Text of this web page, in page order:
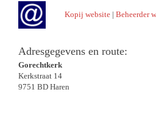
Kopij website | Beheerder
Adresgegevens en route:
Gorechtkerk
Kerkstraat 14
9751 BD Haren